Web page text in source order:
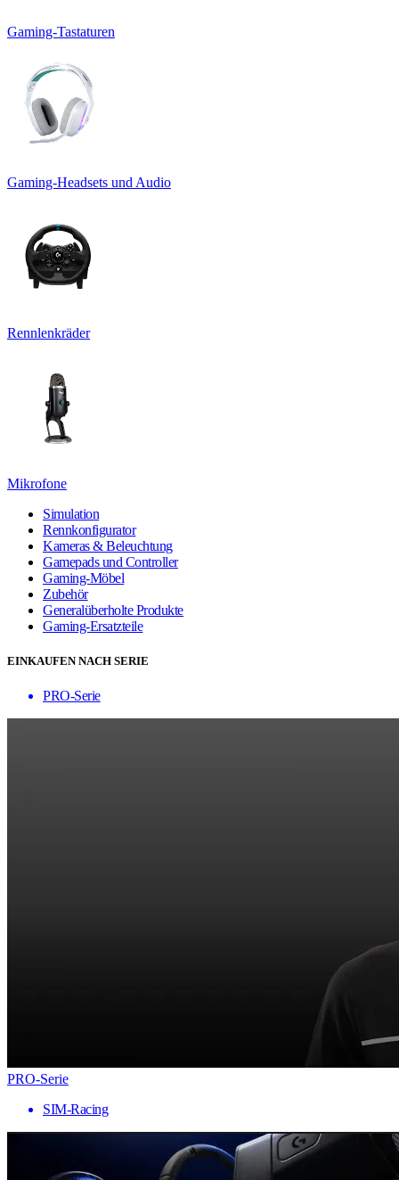
Gaming-Tastaturen
Gaming-Headsets und Audio
Rennlenkräder
Mikrofone
Simulation
Rennkonfigurator
Kameras & Beleuchtung
Gamepads und Controller
Gaming-Möbel
Zubehör
Generalüberholte Produkte
Gaming-Ersatzteile
EINKAUFEN NACH SERIE
PRO-Serie
PRO-Serie
SIM-Racing